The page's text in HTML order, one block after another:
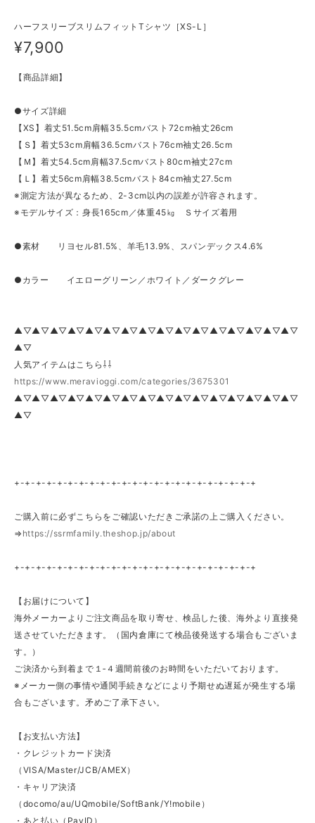
ハーフスリーブスリムフィットTシャツ［XS-L］
¥7,900
【商品詳細】
●サイズ詳細
【XS】着丈51.5cm肩幅35.5cmバスト72cm袖丈26cm
【Ｓ】着丈53cm肩幅36.5cmバスト76cm袖丈26.5cm
【Ｍ】着丈54.5cm肩幅37.5cmバスト80cm袖丈27cm
【Ｌ】着丈56cm肩幅38.5cmバスト84cm袖丈27.5cm
※測定方法が異なるため、2-3cm以内の誤差が許容されます。
※モデルサイズ：身長165cm／体重45㎏ Ｓサイズ着用
●素材 リヨセル81.5%、羊毛13.9%、スパンデックス4.6%
●カラー イエローグリーン／ホワイト／ダークグレー
▲▽▲▽▲▽▲▽▲▽▲▽▲▽▲▽▲▽▲▽▲▽▲▽▲▽▲▽▲▽▲▽
▲▽
人気アイテムはこちら⇩⇩
https://www.meravioggi.com/categories/3675301
▲▽▲▽▲▽▲▽▲▽▲▽▲▽▲▽▲▽▲▽▲▽▲▽▲▽▲▽▲▽▲▽
▲▽
+-+-+-+-+-+-+-+-+-+-+-+-+-+-+-+-+-+-+-+-+-+-+
ご購入前に必ずこちらをご確認いただきご承諾の上ご購入ください。
⇒ https://ssrmfamily.theshop.jp/about
+-+-+-+-+-+-+-+-+-+-+-+-+-+-+-+-+-+-+-+-+-+-+
【お届けについて】
海外メーカーよりご注文商品を取り寄せ、検品した後、海外より直接発
送させていただきます。（国内倉庫にて検品後発送する場合もございま
す。）
ご決済から到着まで１‐４週間前後のお時間をいただいております。
※メーカー側の事情や通関手続きなどにより予期せぬ遅延が発生する場
合もございます。矛めご了承下さい。
【お支払い方法】
・クレジットカード決済
（VISA/Master/JCB/AMEX）
・キャリア決済
（docomo/au/UQmobile/SoftBank/Y!mobile）
・あと払い（PayID）